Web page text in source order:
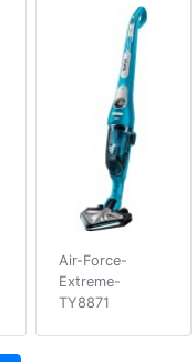
Air-Force-
Extreme-
TY8871